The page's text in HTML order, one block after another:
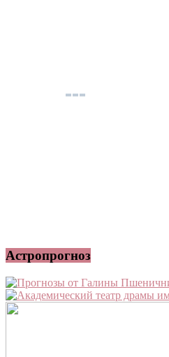
Астропрогноз